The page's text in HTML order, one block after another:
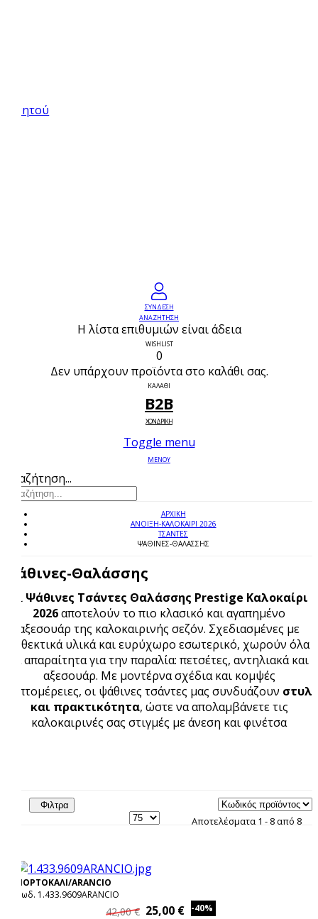
κινητού
ΣΥΝΔΕΣΗ
ΑΝΑΖΗΤΗΣΗ
Η λίστα επιθυμιών είναι άδεια
WISHLIST
0
Δεν υπάρχουν προϊόντα στο καλάθι σας.
ΚΑΛΑΘΙ
B2B
ΧΟΝΔΡΙΚΗ
Toggle menu
ΜΕΝΟΥ
Αναζήτηση...
ΑΡΧΙΚΉ
ΑΝΟΙΞΗ-ΚΑΛΟΚΑΙΡΙ 2026
ΤΣΑΝΤΕΣ
ΨΆΘΙΝΕΣ-ΘΑΛΆΣΣΗΣ
Ψάθινες-Θαλάσσης
Οι Ψάθινες Τσάντες Θαλάσσης Prestige Καλοκαίρι
2026αποτελούν το πιο κλασικό και αγαπημένο
αξεσουάρ της καλοκαιρινής σεζόν. Σχεδιασμένες με
ανθεκτικά υλικά και ευρύχωρο εσωτερικό, χωρούν όλα
τα απαραίτητα για την παραλία: πετσέτες, αντηλιακά και
αξεσουάρ. Με μοντέρνα σχέδια και κομψές
λεπτομέρειες, οι ψάθινες τσάντες μας συνδυάζουν στυλ
και πρακτικότητα, ώστε να απολαμβάνετε τις
καλοκαιρινές σας στιγμές με άνεση και φινέτσα
Φιλτρα
Αποτελέσματα 1 - 8 από 8
ΠΟΡΤΟΚΑΛΙ/ARANCIO
Κωδ. 1.433.9609ARANCIO
42,00 € 25,00 € -40%